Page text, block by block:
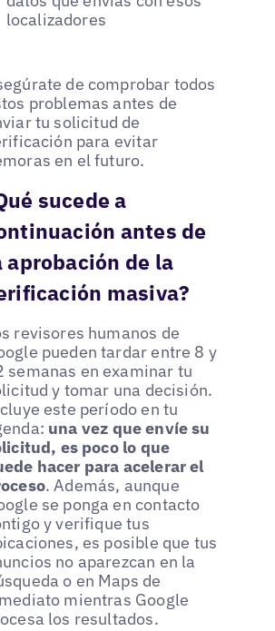
localizadores
de comprobar todos
problemas antes de
tu solicitud de
para evitar
en el futuro.
sucede a
antes de
aprobación de la
masiva?
revisores humanos de
pueden tardar entre 8 y
semanas en examinar tu
y tomar una decisión.
este período en tu
una vez que envíe su
es poco lo que
hacer para acelerar el
. Además, aunque
se ponga en contacto
y verifique tus
es posible que tus
no aparezcan en la
o en Maps de
mientras Google
los resultados.